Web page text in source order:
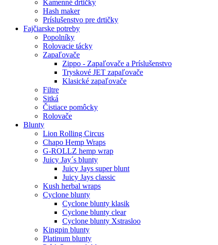
Kamenné drtičky
Hash maker
Príslušenstvo pre drtičky
Fajčiarske potreby
Popolníky
Rolovacie tácky
Zapaľovače
Zippo - Zapaľovače a Príslušenstvo
Tryskové JET zapaľovače
Klasické zapaľovače
Filtre
Sitká
Čistiace pomôcky
Rolovače
Blunty
Lion Rolling Circus
Chapo Hemp Wraps
G-ROLLZ hemp wrap
Juicy Jay´s blunty
Juicy Jays super blunt
Juicy Jays classic
Kush herbal wraps
Cyclone blunty
Cyclone blunty klasik
Cyclone blunty clear
Cyclone blunty Xstrasloo
Kingpin blunty
Platinum blunty